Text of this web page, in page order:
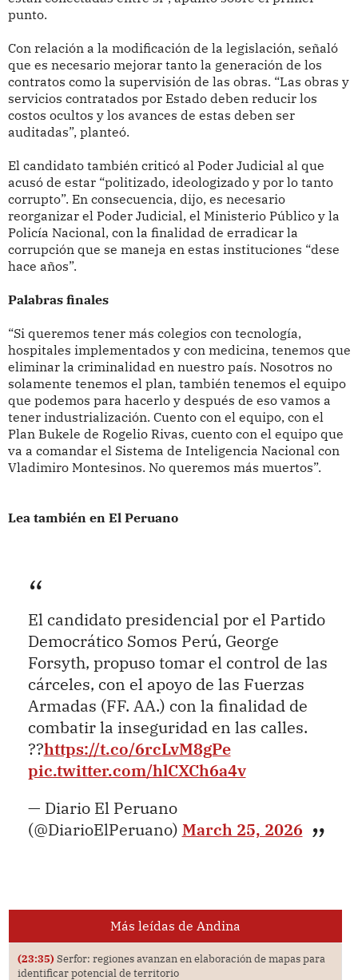
punto.
Con relación a la modificación de la legislación, señaló
que es necesario mejorar tanto la generación de los
contratos como la supervisión de las obras. “Las obras y
servicios contratados por Estado deben reducir los
costos ocultos y los avances de estas deben ser
auditadas”, planteó.
El candidato también criticó al Poder Judicial al que
acusó de estar “politizado, ideologizado y por lo tanto
corrupto”. En consecuencia, dijo, es necesario
reorganizar el Poder Judicial, el Ministerio Público y la
Policía Nacional, con la finalidad de erradicar la
corrupción que se maneja en estas instituciones “dese
hace años”.
Palabras finales
“Si queremos tener más colegios con tecnología,
hospitales implementados y con medicina, tenemos que
eliminar la criminalidad en nuestro país. Nosotros no
solamente tenemos el plan, también tenemos el equipo
que podemos para hacerlo y después de eso vamos a
tener industrialización. Cuento con el equipo, con el
Plan Bukele de Rogelio Rivas, cuento con el equipo que
va a comandar el Sistema de Inteligencia Nacional con
Vladimiro Montesinos. No queremos más muertos”.
Lea también en El Peruano
El candidato presidencial por el Partido
Democrático Somos Perú, George
Forsyth, propuso tomar el control de las
cárceles, con el apoyo de las Fuerzas
Armadas (FF. AA.) con la finalidad de
combatir la inseguridad en las calles.
??https://t.co/6rcLvM8gPe
pic.twitter.com/hlCXCh6a4v
— Diario El Peruano
(@DiarioElPeruano) March 25, 2026
Más leídas de Andina
(23:35) Serfor: regiones avanzan en elaboración de mapas para
identificar potencial de territorio